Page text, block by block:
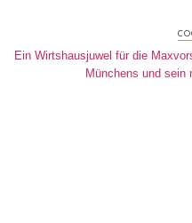
Ein Wirtshausjuwel für die
Münchens und sein